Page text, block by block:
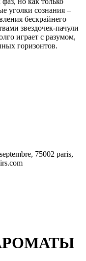
уголки сознания –
бескрайнего
звездочек-пачули
играет с разумом,
горизонтов.
75002 paris,